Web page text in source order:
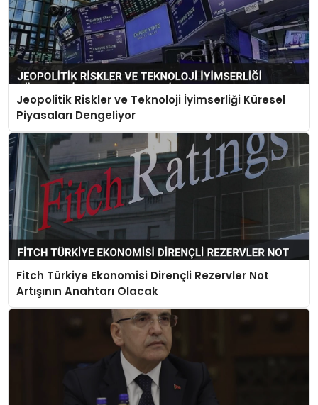
Jeopolitik Riskler ve Teknoloji İyimserliği Küresel
Piyasaları Dengeliyor
Fitch Türkiye Ekonomisi Dirençli Rezervler Not
Artışının Anahtarı Olacak